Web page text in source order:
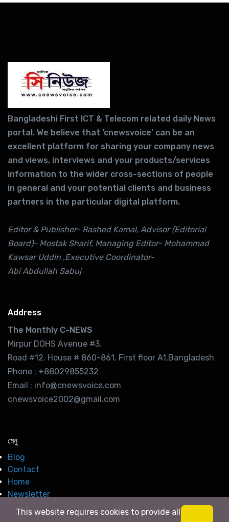
Bangladeshi First ICT & Telecom related daily News
portal. We believe that ‘cnewsvoice’ can be an
excellent platform for sharing your company news
and views, interviews and your products/services
information to the wider cross-sections of people
in general and your potential clients and business
partners in the particular digital platform.
Editor & Publisher- Rashed Kamal, Advisor (Editorial
Board)- Mostak Sharif, Managing Editor- Mohammad
Kawsar Uddin ,Executive Coordinator-
Abi Abdullah Sabuj
Address
The Monthly C-NEWS
Mirpur DOHS Avenue #3.
Road #12. House # 860-861. First floor A1,Bangladesh
Phone : +88029855232
Email : info@cnewsvoice.com
cnewsvoice2002@gmail.com
মেনু
Blog
Contact
Home
Newsletter
This website requires cookies to provide all